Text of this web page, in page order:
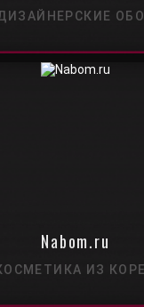
Nabom.ru
ИЗ